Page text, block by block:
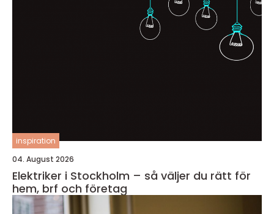
inspiration
04. August 2026
Elektriker i Stockholm – så väljer du rätt för
hem, brf och företag